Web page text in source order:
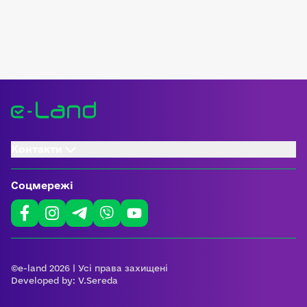
Соцмережі
©e-land 2026 | Усі права захищені
Developed by: V.Sereda